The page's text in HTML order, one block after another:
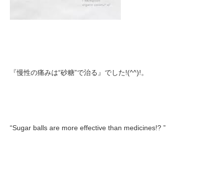
『慢性の痛みは“砂糖”で治る』でした!(^^)!。
“Sugar balls are more effective than medicines!? ”